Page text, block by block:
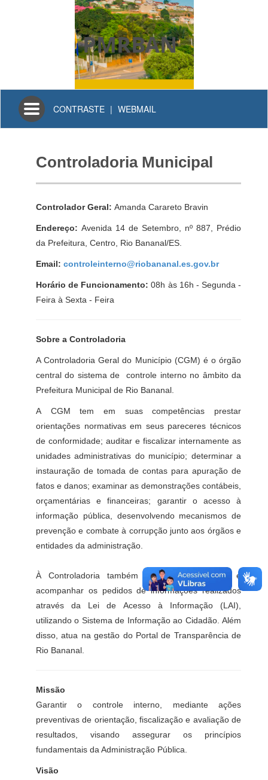
PMRBAN
Toggle
navigation
CONTRASTE | WEBMAIL
Controladoria Municipal
Controlador Geral: Amanda Carareto Bravin
Endereço: Avenida 14 de Setembro, nº 887, Prédio
da Prefeitura, Centro, Rio Bananal/ES.
Email: controleinterno@riobananal.es.gov.br
Horário de Funcionamento: 08h às 16h - Segunda -
Feira à Sexta - Feira
Sobre a Controladoria
A Controladoria Geral do Município (CGM) é o órgão
central do sistema de controle interno no âmbito da
Prefeitura Municipal de Rio Bananal.
A CGM tem em suas competências prestar
orientações normativas em seus pareceres técnicos
de conformidade; auditar e fiscalizar internamente as
unidades administrativas do município; determinar a
instauração de tomada de contas para apuração de
fatos e danos; examinar as demonstrações contábeis,
orçamentárias e financeiras; garantir o acesso à
informação pública, desenvolvendo mecanismos de
prevenção e combate à corrupção junto aos órgãos e
entidades da administração.
À Controladoria também cabe supervisionar e
acompanhar os pedidos de informações realizados
através da Lei de Acesso à Informação (LAI),
utilizando o Sistema de Informação ao Cidadão.Além
disso, atua na gestão do Portal de Transparência de
Rio Bananal
Missão
Garantir o controle interno, mediante ações
preventivas de orientação, fiscalização e avaliação de
resultados, visando assegurar os princípios
fundamentais da Administração Pública.
Visão